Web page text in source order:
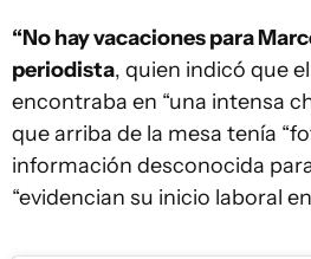
“No hay vacaciones para
periodista, quien indicó que
encontraba en “una intensa
que arriba de la mesa tenía
información desconocida
“evidencian su inicio laboral